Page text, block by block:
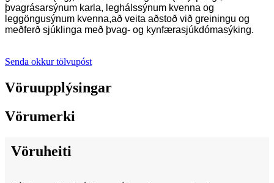
þvagrásarsýnum karla, leghálssýnum kvenna og
leggöngusýnum kvenna,að veita aðstoð við greiningu og
meðferð sjúklinga með þvag- og kynfærasjúkdómasýking.
Senda okkur tölvupóst
Vöruupplýsingar
Vörumerki
Vöruheiti